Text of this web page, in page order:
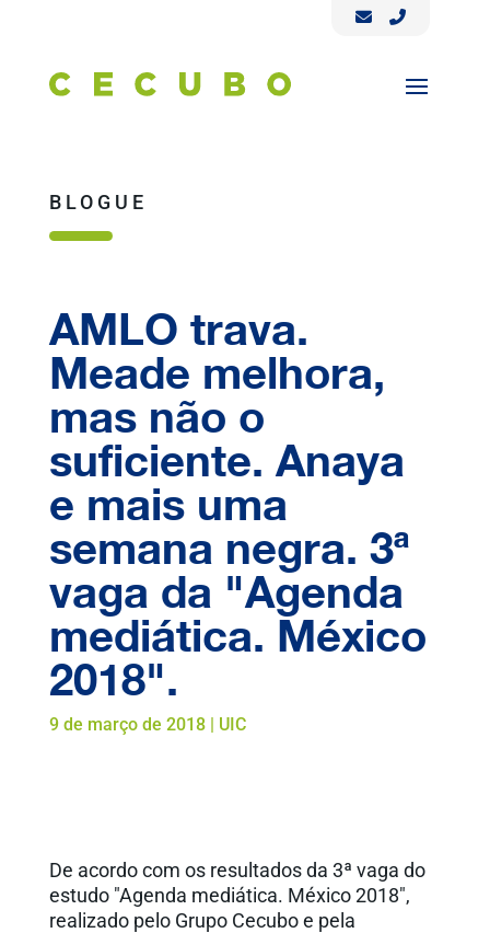
BLOGUE
AMLO trava.
Meade melhora,
mas não o
suficiente. Anaya
e mais uma
semana negra. 3ª
vaga da "Agenda
mediática. México
2018".
9 de março de 2018| UIC
De acordo com os resultados da 3ª vaga do
estudo "Agenda mediática. México 2018",
realizado pelo Grupo Cecubo e pela